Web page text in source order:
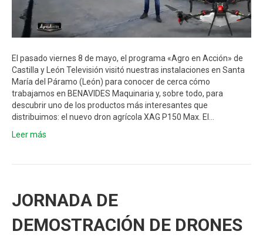
El pasado viernes 8 de mayo, el programa «Agro en Acción» de
Castilla y León Televisión visitó nuestras instalaciones en Santa
María del Páramo (León) para conocer de cerca cómo
trabajamos en BENAVIDES Maquinaria y, sobre todo, para
descubrir uno de los productos más interesantes que
distribuimos: el nuevo dron agrícola XAG P150 Max. El…
Leer más
JORNADA DE
DEMOSTRACIÓN DE DRONES